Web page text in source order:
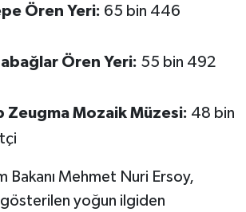
Ören Yeri: 65 bin 446
Ören Yeri: 55 bin 492
Zeugma Mozaik Müzesi: 48 bin
Bakanı Mehmet Nuri Ersoy,
yoğun ilgiden